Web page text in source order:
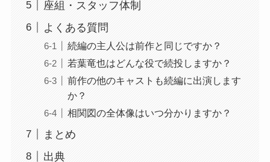
座組・スタッフ体制
よくある質問
続編の主人公は前作と同じですか？
若葉竜也はどんな役で続投しますか？
前作の他のキャストも続編に出演します
か？
相関図の全体像はいつ分かりますか？
まとめ
出典